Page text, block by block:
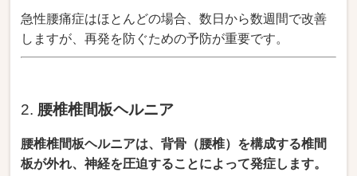
急性腰痛症はほとんどの場合、数日から数週間で改善
しますが、再発を防ぐための予防が重要です。
2. 腰椎椎間板ヘルニア
腰椎椎間板ヘルニアは、背骨（腰椎）を構成する椎間
板が外れ、神経を圧迫することによって発症します。